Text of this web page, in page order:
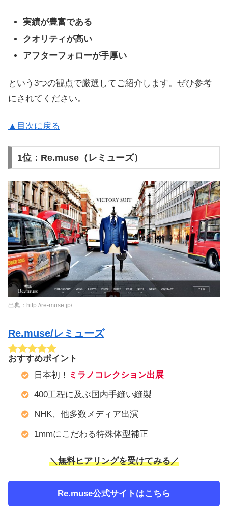
実績が豊富である
クオリティが高い
アフターフォローが手厚い
という3つの観点で厳選してご紹介します。ぜひ参考
にされてください。
▲目次に戻る
1位：Re.muse（レミューズ）
出典：http://re-muse.jp/
Re.muse/レミューズ
おすすめポイント
日本初！ ミラノコレクション出展
400工程に及ぶ国内手縫い縫製
NHK、他多数メディア出演
1mmにこだわる特殊体型補正
＼無料ヒアリングを受けてみる／
Re.muse公式サイトはこちら